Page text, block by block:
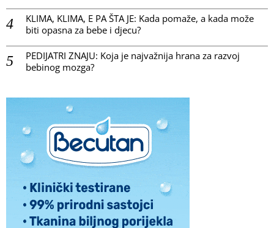
KLIMA, KLIMA, E PA ŠTA JE: Kada pomaže, a kada može
biti opasna za bebe i djecu?
PEDIJATRI ZNAJU: Koja je najvažnija hrana za razvoj
bebinog mozga?